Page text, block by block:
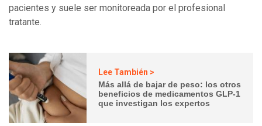
pacientes y suele ser monitoreada por el profesional
tratante.
Lee También >
Más allá de bajar de peso: los otros
beneficios de medicamentos GLP-1
que investigan los expertos